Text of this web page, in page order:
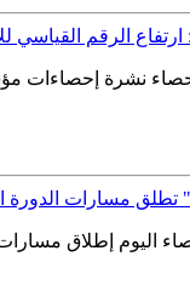
الرقم القياسي
تطلق مسارات الدورة
اليوم إطلاق